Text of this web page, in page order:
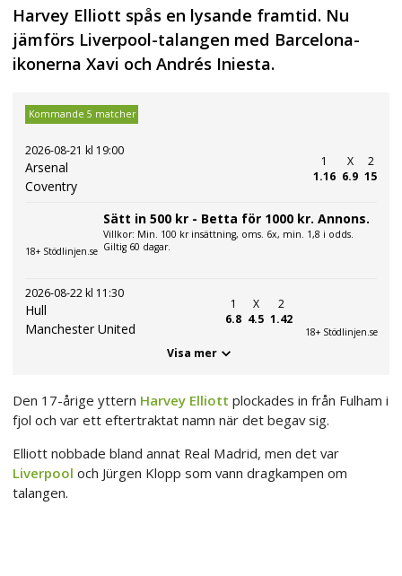
Harvey Elliott spås en lysande framtid. Nu
jämförs Liverpool-talangen med Barcelona-
ikonerna Xavi och Andrés Iniesta.
Kommande 5 matcher
2026-08-21 kl 19:00
Arsenal
Coventry
1
1.16
X
6.9
2
15
18+ Stödlinjen.se
Sätt in 500 kr - Betta för 1000 kr. Annons.
Villkor: Min. 100 kr insättning, oms. 6x, min. 1,8 i odds.
Giltig 60 dagar.
2026-08-22 kl 11:30
Hull
Manchester United
1
6.8
X
4.5
2
1.42
18+ Stödlinjen.se
Visa mer
Den 17-årige yttern Harvey Elliott plockades in från Fulham i
fjol och var ett eftertraktat namn när det begav sig.
Elliott nobbade bland annat Real Madrid, men det var
Liverpool och Jürgen Klopp som vann dragkampen om
talangen.